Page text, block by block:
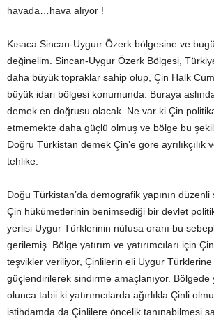
havada…hava alıyor !
Kısaca Sincan-Uyguır Özerk bölgesine ve
değinelim. Sincan-Uygur Özerk Bölgesi,
daha büyük topraklar sahip olup, Çin Halk
büyük idari bölgesi konumunda. Buraya
demek en doğrusu olacak. Ne var ki Çin
etmemekte daha güçlü olmuş ve bölge bu
Doğru Türkistan demek Çin’e göre ayrılıkçılık
tehlike.
Doğu Türkistan’da demografik yapının
Çin hükümetlerinin benimsediği bir devlet
yerlisi Uygur Türklerinin nüfusa oranı bu
gerilemiş. Bölge yatırım ve yatırımcıları için
teşvikler veriliyor, Çinlilerin eli Uygur
güçlendirilerek sindirme amaçlanıyor. Bölgede
olunca tabii ki yatırımcılarda ağırlıkla Çinli
istihdamda da Çinlilere öncelik tanınabilmesi